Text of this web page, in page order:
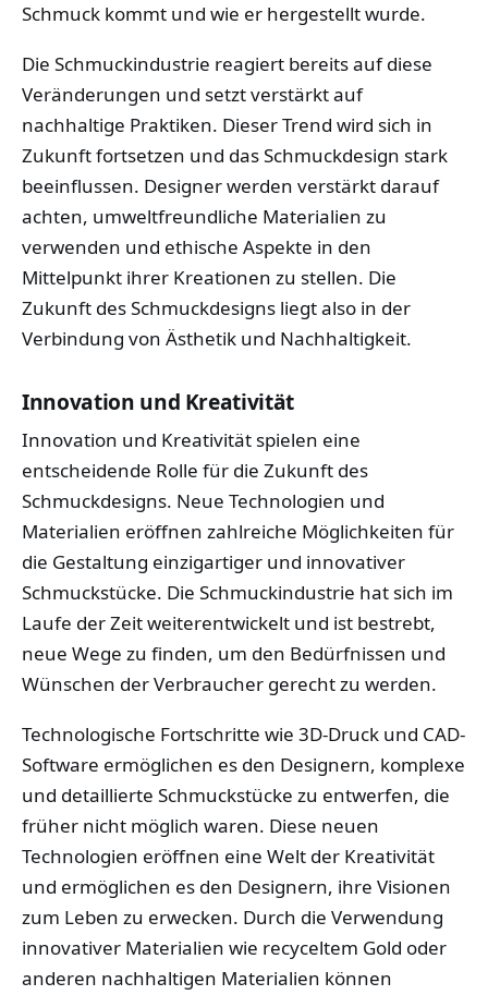
Schmuck kommt und wie er hergestellt wurde.
Die Schmuckindustrie reagiert bereits auf diese
Veränderungen und setzt verstärkt auf
nachhaltige Praktiken. Dieser Trend wird sich in
Zukunft fortsetzen und das Schmuckdesign stark
beeinflussen. Designer werden verstärkt darauf
achten, umweltfreundliche Materialien zu
verwenden und ethische Aspekte in den
Mittelpunkt ihrer Kreationen zu stellen. Die
Zukunft des Schmuckdesigns liegt also in der
Verbindung von Ästhetik und Nachhaltigkeit.
Innovation und Kreativität
Innovation und Kreativität spielen eine
entscheidende Rolle für die Zukunft des
Schmuckdesigns. Neue Technologien und
Materialien eröffnen zahlreiche Möglichkeiten für
die Gestaltung einzigartiger und innovativer
Schmuckstücke. Die Schmuckindustrie hat sich im
Laufe der Zeit weiterentwickelt und ist bestrebt,
neue Wege zu finden, um den Bedürfnissen und
Wünschen der Verbraucher gerecht zu werden.
Technologische Fortschritte wie 3D-Druck und CAD-
Software ermöglichen es den Designern, komplexe
und detaillierte Schmuckstücke zu entwerfen, die
früher nicht möglich waren. Diese neuen
Technologien eröffnen eine Welt der Kreativität
und ermöglichen es den Designern, ihre Visionen
zum Leben zu erwecken. Durch die Verwendung
innovativer Materialien wie recyceltem Gold oder
anderen nachhaltigen Materialien können